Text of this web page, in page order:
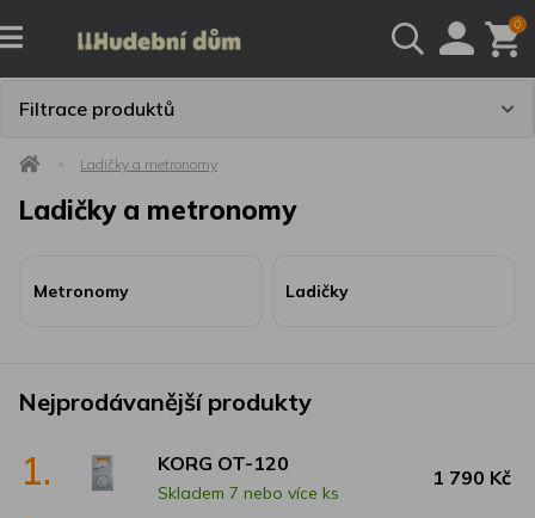
0
Filtrace produktů
Ladičky a metronomy
Ladičky a metronomy
Metronomy Ladičky
Nejprodávanější produkty
1. KORG OT-120
Skladem 7 nebo více ks
1 790 Kč